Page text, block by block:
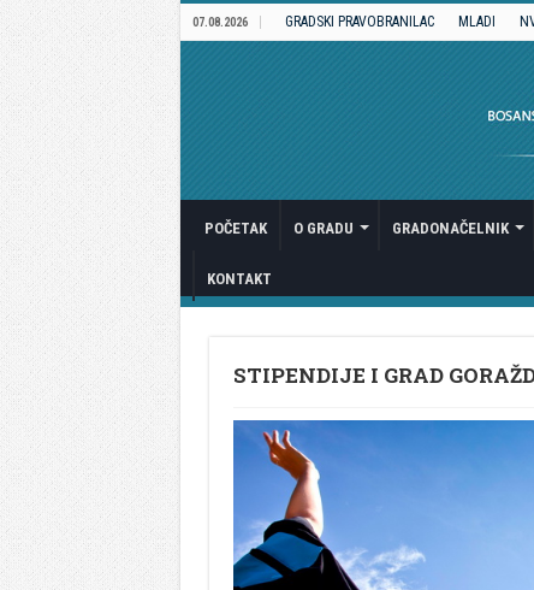
07.08.2026 GRADSKI PRAVOBRANILAC MLADI
POČETAK O GRADU GRADONAČELNIK
KONTAKT
STIPENDIJE I GRAD